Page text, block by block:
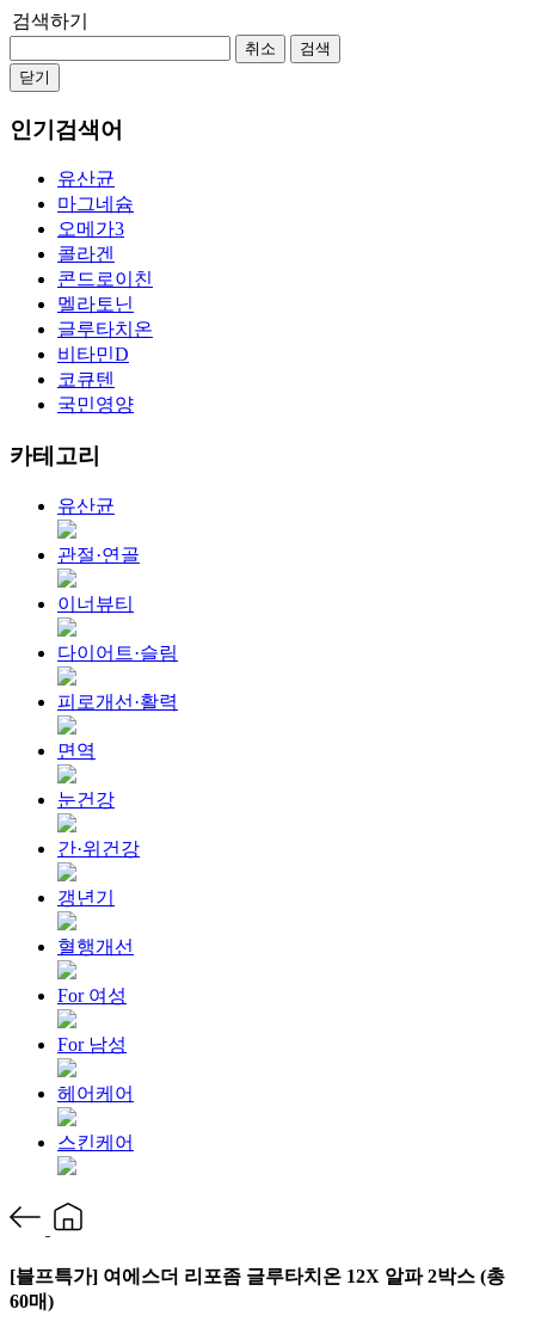
검색하기
취소
검색
닫기
인기검색어
유산균
마그네슘
오메가3
콜라겐
콘드로이친
멜라토닌
글루타치온
비타민D
코큐텐
국민영양
카테고리
유산균
관절·연골
이너뷰티
다이어트·슬림
피로개선·활력
면역
눈건강
간·위건강
갱년기
혈행개선
For 여성
For 남성
헤어케어
스킨케어
[블프특가] 여에스더 리포좀 글루타치온 12X 알파 2박스 (총
60매)